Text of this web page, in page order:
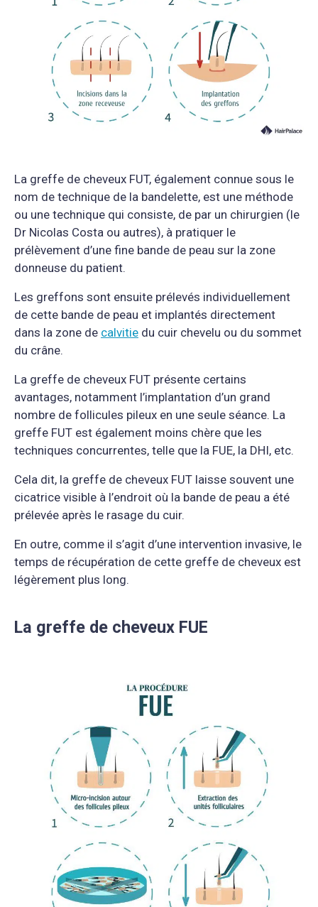
La greffe de cheveux FUT, également connue sous le
nom de technique de la bandelette, est une méthode
ou une technique qui consiste, de par un chirurgien (le
Dr Nicolas Costa ou autres), à pratiquer le
prélèvement d’une fine bande de peau sur la zone
donneuse du patient.
Les greffons sont ensuite prélevés individuellement
de cette bande de peau et implantés directement
dans la zone de calvitie du cuir chevelu ou du sommet
du crâne.
La greffe de cheveux FUT présente certains
avantages, notamment l’implantation d’un grand
nombre de follicules pileux en une seule séance. La
greffe FUT est également moins chère que les
techniques concurrentes, telle que la FUE, la DHI, etc.
Cela dit, la greffe de cheveux FUT laisse souvent une
cicatrice visible à l’endroit où la bande de peau a été
prélevée après le rasage du cuir.
En outre, comme il s’agit d’une intervention invasive, le
temps de récupération de cette greffe de cheveux est
légèrement plus long.
La greffe de cheveux FUE